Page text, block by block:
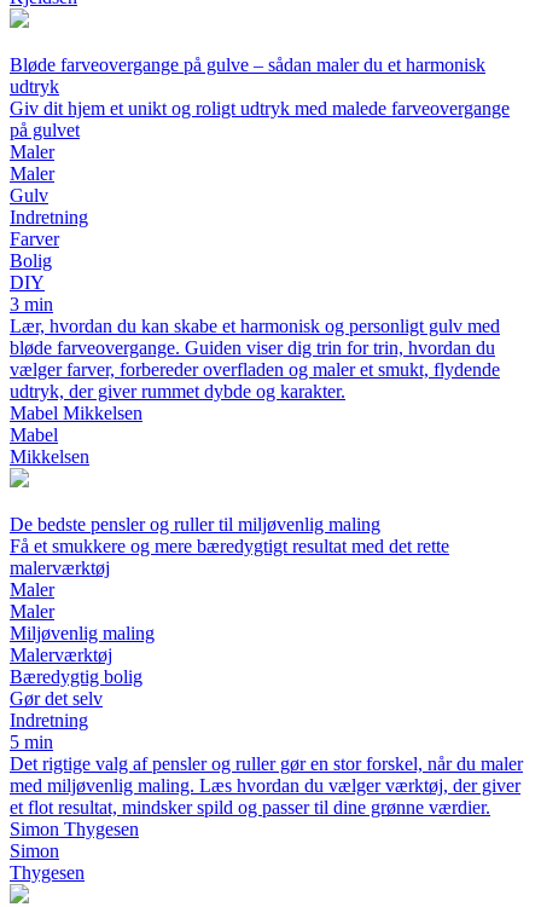
Bløde farveovergange på gulve – sådan maler du et harmonisk
udtryk
Giv dit hjem et unikt og roligt udtryk med malede farveovergange
på gulvet
Maler
Maler
Gulv
Indretning
Farver
Bolig
DIY
3 min
Lær, hvordan du kan skabe et harmonisk og personligt gulv med
bløde farveovergange. Guiden viser dig trin for trin, hvordan du
vælger farver, forbereder overfladen og maler et smukt, flydende
udtryk, der giver rummet dybde og karakter.
Mabel Mikkelsen
Mabel
Mikkelsen
De bedste pensler og ruller til miljøvenlig maling
Få et smukkere og mere bæredygtigt resultat med det rette
malerværktøj
Maler
Maler
Miljøvenlig maling
Malerværktøj
Bæredygtig bolig
Gør det selv
Indretning
5 min
Det rigtige valg af pensler og ruller gør en stor forskel, når du maler
med miljøvenlig maling. Læs hvordan du vælger værktøj, der giver
et flot resultat, mindsker spild og passer til dine grønne værdier.
Simon Thygesen
Simon
Thygesen